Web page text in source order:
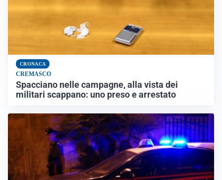
CRONACA
CREMASCO
Spacciano nelle campagne, alla vista dei
militari scappano: uno preso e arrestato